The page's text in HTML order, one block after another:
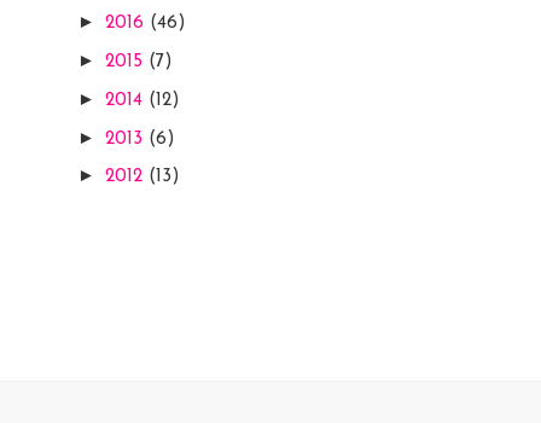
► 2016 (46)
► 2015 (7)
► 2014 (12)
► 2013 (6)
► 2012 (13)